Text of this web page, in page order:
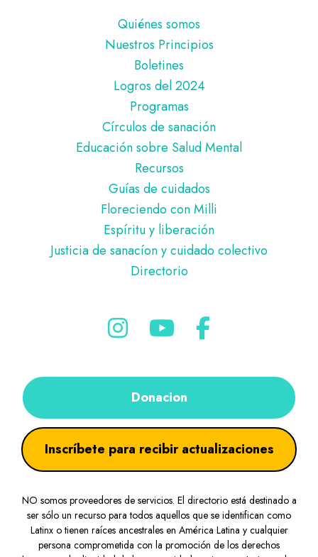
Quiénes somos
Nuestros Principios
Boletines
Logros del 2024
Programas
Círculos de sanación
Educación sobre Salud Mental
Recursos
Guías de cuidados
Floreciendo con Milli
Espíritu y liberación
Justicia de sanacíon y cuidado colectivo
Directorio
Donacion
Inscríbete para recibir actualizaciones
NO somos proveedores de servicios. El directorio está destinado a
ser sólo un recurso para todos aquellos que se identifican como
Latinx o tienen raíces ancestrales en América Latina y cualquier
persona comprometida con la promoción de los derechos